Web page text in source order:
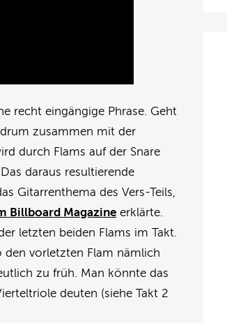
recht eingängige Phrase. Geht
zusammen mit der
durch Flams auf der Snare
daraus resultierende
Gitarrenthema des Vers-Teils,
Billboard Magazine erklärte.
letzten beiden Flams im Takt.
den vorletzten Flam nämlich
zu früh. Man könnte das
deuten (siehe Takt 2